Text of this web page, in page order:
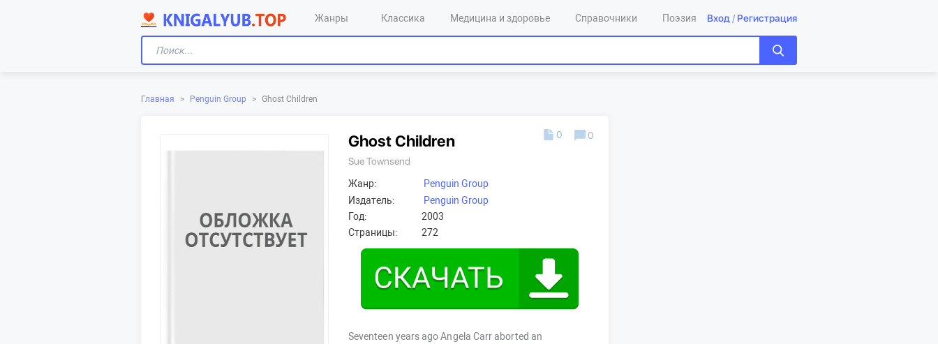
Жанры Классика Медицина и здоровье Справочники Поэзия Вход / Регистрация
Главная > Penguin Group > Ghost Children
Ghost Children
Sue Townsend
Жанр:
Penguin Group
Издатель:
Penguin Group
Год:
2003
Страницы:
272
Seventeen years ago Angela Carr aborted an
0 0